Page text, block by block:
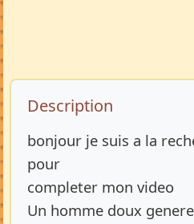
Description de
Description
bonjour je suis a la
pour
completer mon video
Un homme doux